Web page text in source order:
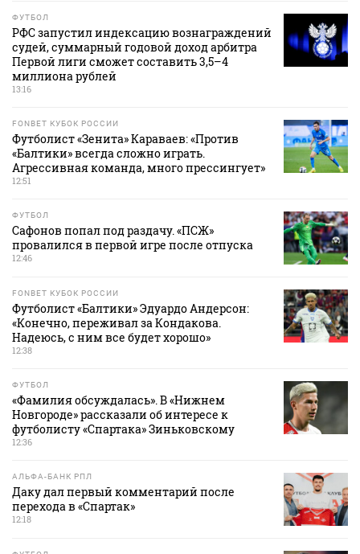
ФУТБОЛ
РФС запустил индексацию вознаграждений
судей, суммарный годовой доход арбитра
Первой лиги сможет составить 3,5–4
миллиона рублей
13:16
FONBET КУБОК РОССИИ
Футболист «Зенита» Караваев: «Против
«Балтики» всегда сложно играть.
Агрессивная команда, много прессингует»
12:51
ФУТБОЛ
Сафонов попал под раздачу. «ПСЖ»
провалился в первой игре после отпуска
12:46
FONBET КУБОК РОССИИ
Футболист «Балтики» Эдуардо Андерсон:
«Конечно, переживал за Кондакова.
Надеюсь, с ним все будет хорошо»
12:38
ФУТБОЛ
«Фамилия обсуждалась». В «Нижнем
Новгороде» рассказали об интересе к
футболисту «Спартака» Зиньковскому
12:36
АЛЬФА-БАНК РПЛ
Даку дал первый комментарий после
перехода в «Спартак»
12:18